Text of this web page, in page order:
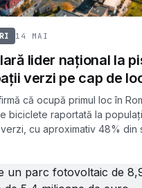
14 MAI
lider național la
verzi pe cap de
că ocupă primul loc în
biciclete raportată la
cu aproximativ 48% din